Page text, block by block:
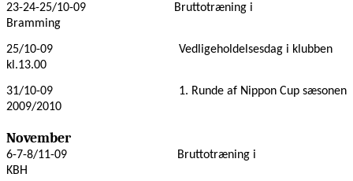
23-24-25/10-09
Bruttotræning i
Bramming
25/10-09
Vedligeholdelsesdag i klubben
kl.13.00
31/10-09
1. Runde af Nippon Cup sæsonen
2009/2010
November
6-7-8/11-09
Bruttotræning i
KBH